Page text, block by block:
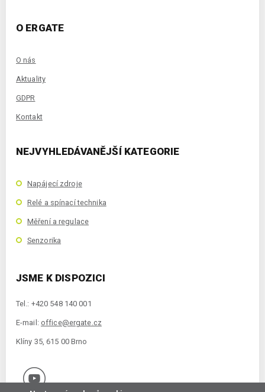
O ERGATE
O nás
Aktuality
GDPR
Kontakt
NEJVYHLEDÁVANĚJŠÍ KATEGORIE
Napájecí zdroje
Relé a spínací technika
Měření a regulace
Senzorika
JSME K DISPOZICI
Tel.: +420 548 140 001
E-mail: office@ergate.cz
Klíny 35, 615 00 Brno